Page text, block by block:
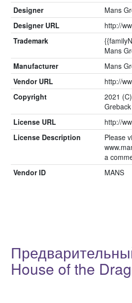
Designer
Mans
Designer URL
http://
Trademark
Mans
Manufacturer
Mans
Vendor URL
http://
Copyright
2021
License URL
http://
License Description
Please
a
Vendor ID
MANS
House of the